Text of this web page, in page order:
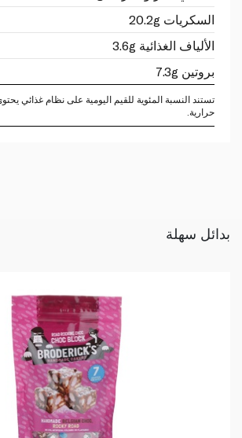
السكريات 20.2g
الألياف الغذائية 3.6g
بروتين 7.3g
حرارية.
بدائل سهلة